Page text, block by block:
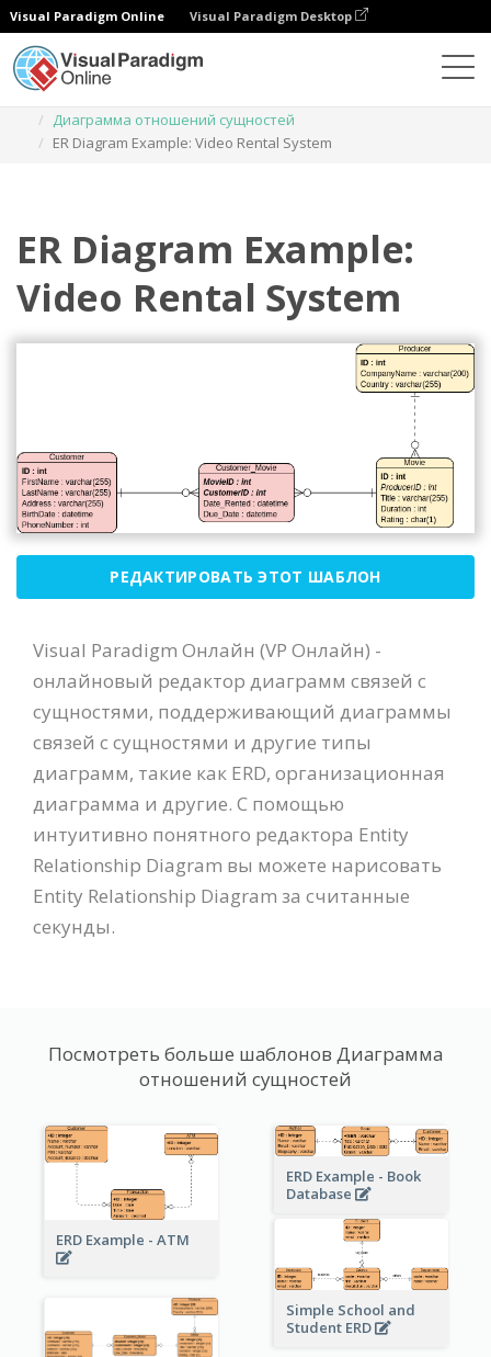
Visual Paradigm Online Visual Paradigm Desktop
Диаграмма отношений сущностей
ER Diagram Example: Video Rental System
ER Diagram Example:
Video Rental System
РЕДАКТИРОВАТЬ ЭТОТ ШАБЛОН
Visual Paradigm Онлайн (VP Онлайн) -
онлайновый редактор диаграмм связей с
сущностями, поддерживающий диаграммы
связей с сущностями и другие типы
диаграмм, такие как ERD, организационная
диаграмма и другие. С помощью
интуитивно понятного редактора Entity
Relationship Diagram вы можете нарисовать
Entity Relationship Diagram за считанные
секунды.
Посмотреть больше шаблонов Диаграмма
отношений сущностей
ERD Example - ATM
ERD Example - Book
Database
Simple School and
Student ERD